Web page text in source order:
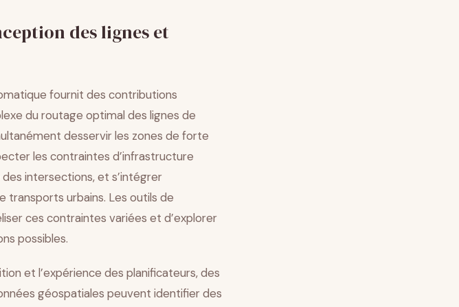
des lignes et
fournit des contributions
du routage optimal des lignes de
desservir les zones de forte
les contraintes d’infrastructure
intersections, et s’intégrer
transports urbains. Les outils de
ces contraintes variées et d’explorer
possibles.
et l’expérience des planificateurs, des
géospatiales peuvent identifier des